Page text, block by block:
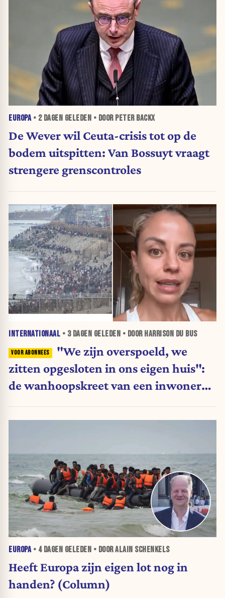
EUROPA• 2 DAGEN GELEDEN • DOOR PETER BACKX
De Wever wil Ceuta-crisis tot op de
bodem uitspitten: Van Bossuyt vraagt
strengere grenscontroles
INTERNATIONAAL • 3 DAGEN GELEDEN • DOOR HARRISON DU BUS
"We zijn overspoeld, we
zitten opgesloten in ons eigen huis":
de wanhoopskreet van een inwoner
EUROPA• 4 DAGEN GELEDEN • DOOR ALAIN SCHENKELS
Heeft Europa zijn eigen lot nog in
handen? (Column)